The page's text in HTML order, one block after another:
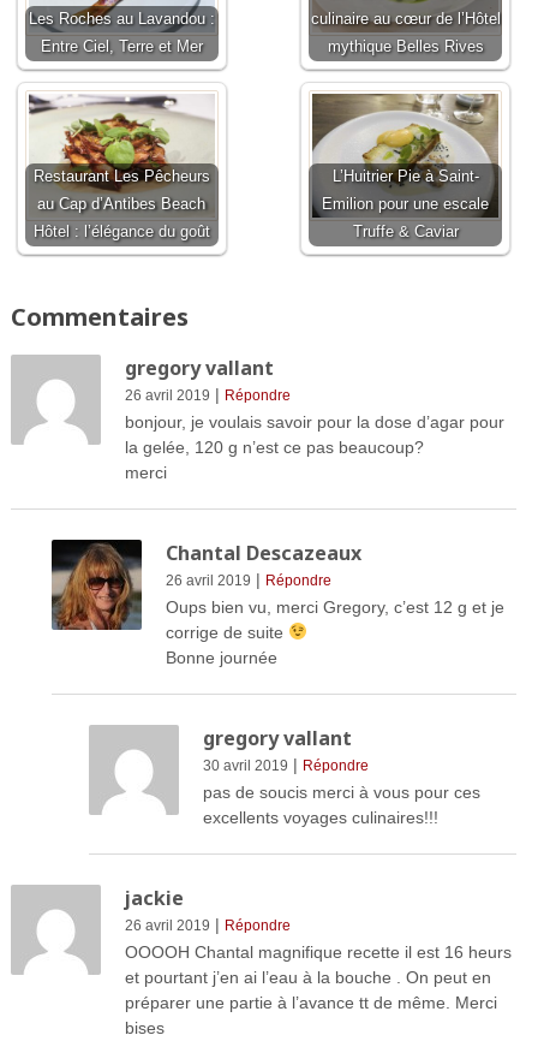
Les Roches au Lavandou :
Entre Ciel, Terre et Mer
culinaire au cœur de l’Hôtel
mythique Belles Rives
Restaurant Les Pêcheurs
au Cap d’Antibes Beach
Hôtel : l’élégance du goût
L’Huitrier Pie à Saint-
Emilion pour une escale
Truffe & Caviar
Commentaires
gregory vallant
26 avril 2019 | Répondre
bonjour, je voulais savoir pour la dose d’agar pour
la gelée, 120 g n’est ce pas beaucoup?
merci
Chantal Descazeaux
26 avril 2019 | Répondre
Oups bien vu, merci Gregory, c’est 12 g et je
corrige de suite
Bonne journée
gregory vallant
30 avril 2019 | Répondre
pas de soucis merci à vous pour ces
excellents voyages culinaires!!!
jackie
26 avril 2019 | Répondre
OOOOH Chantal magnifique recette il est 16 heurs
et pourtant j’en ai l’eau à la bouche . On peut en
préparer une partie à l’avance tt de même. Merci
bises